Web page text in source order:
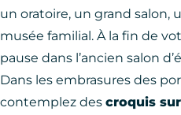
un oratoire, un grand salon,
musée familial. À la fin de
pause dans l’ancien salon
Dans les embrasures des
contemplez des croquis